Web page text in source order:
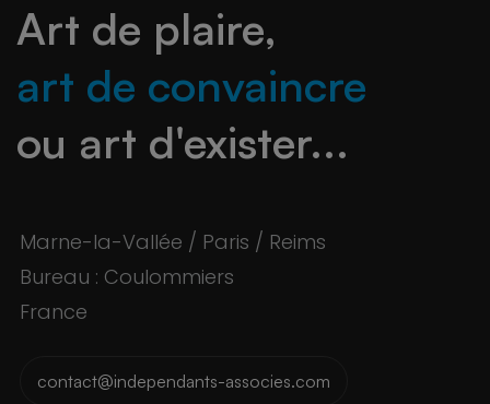
Art de plaire,
art de convaincre
ou art d'exister...
Marne-la-Vallée / Paris / Reims
Bureau : Coulommiers
France
contact@independants-associes.com